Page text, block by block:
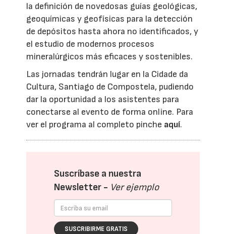
la definición de novedosas guías geológicas,
geoquímicas y geofísicas para la detección
de depósitos hasta ahora no identificados, y
el estudio de modernos procesos
mineralúrgicos más eficaces y sostenibles.
Las jornadas tendrán lugar en la Cidade da
Cultura, Santiago de Compostela, pudiendo
dar la oportunidad a los asistentes para
conectarse al evento de forma online. Para
ver el programa al completo pinche aquí.
Suscríbase a nuestra
Newsletter - Ver ejemplo
SUSCRIBIRME GRATIS